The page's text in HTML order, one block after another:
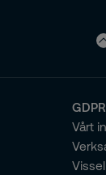
Vårt